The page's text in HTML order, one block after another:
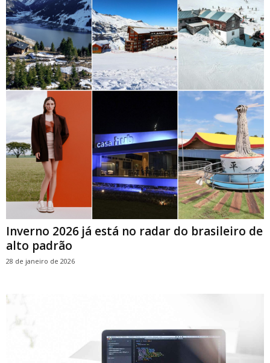
Inverno 2026 já está no radar do brasileiro de
alto padrão
28 de janeiro de 2026